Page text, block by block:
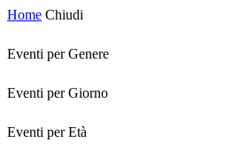
Home Chiudi
Eventi per Genere
Eventi per Giorno
Eventi per Età